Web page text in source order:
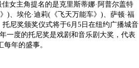
女主角提名的是克里斯蒂娜·阿普尔盖特
)、埃伦·迪莉(《飞天万能车》)、萨顿·福
尼奖颁奖仪式将于6月5日在纽约广播城音
一度的托尼奖是戏剧和音乐剧大奖，代表
年的盛事。